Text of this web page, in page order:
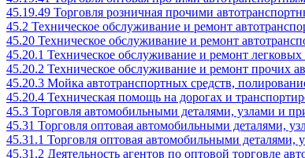
45.19.49 Торговля розничная прочими
45.2 Техническое обслуживание и ремонт
45.20 Техническое обслуживание и ремонт
45.20.1 Техническое обслуживание и ремонт
45.20.2 Техническое обслуживание и ремонт прочих
45.20.3 Мойка автотранспортных средств,
45.20.4 Техническая помощь на дорогах и
45.3 Торговля автомобильными деталями, узлами и
45.31 Торговля оптовая автомобильными деталями,
45.31.1 Торговля оптовая автомобильными деталями,
45.31.2 Деятельность агентов по оптовой торговле